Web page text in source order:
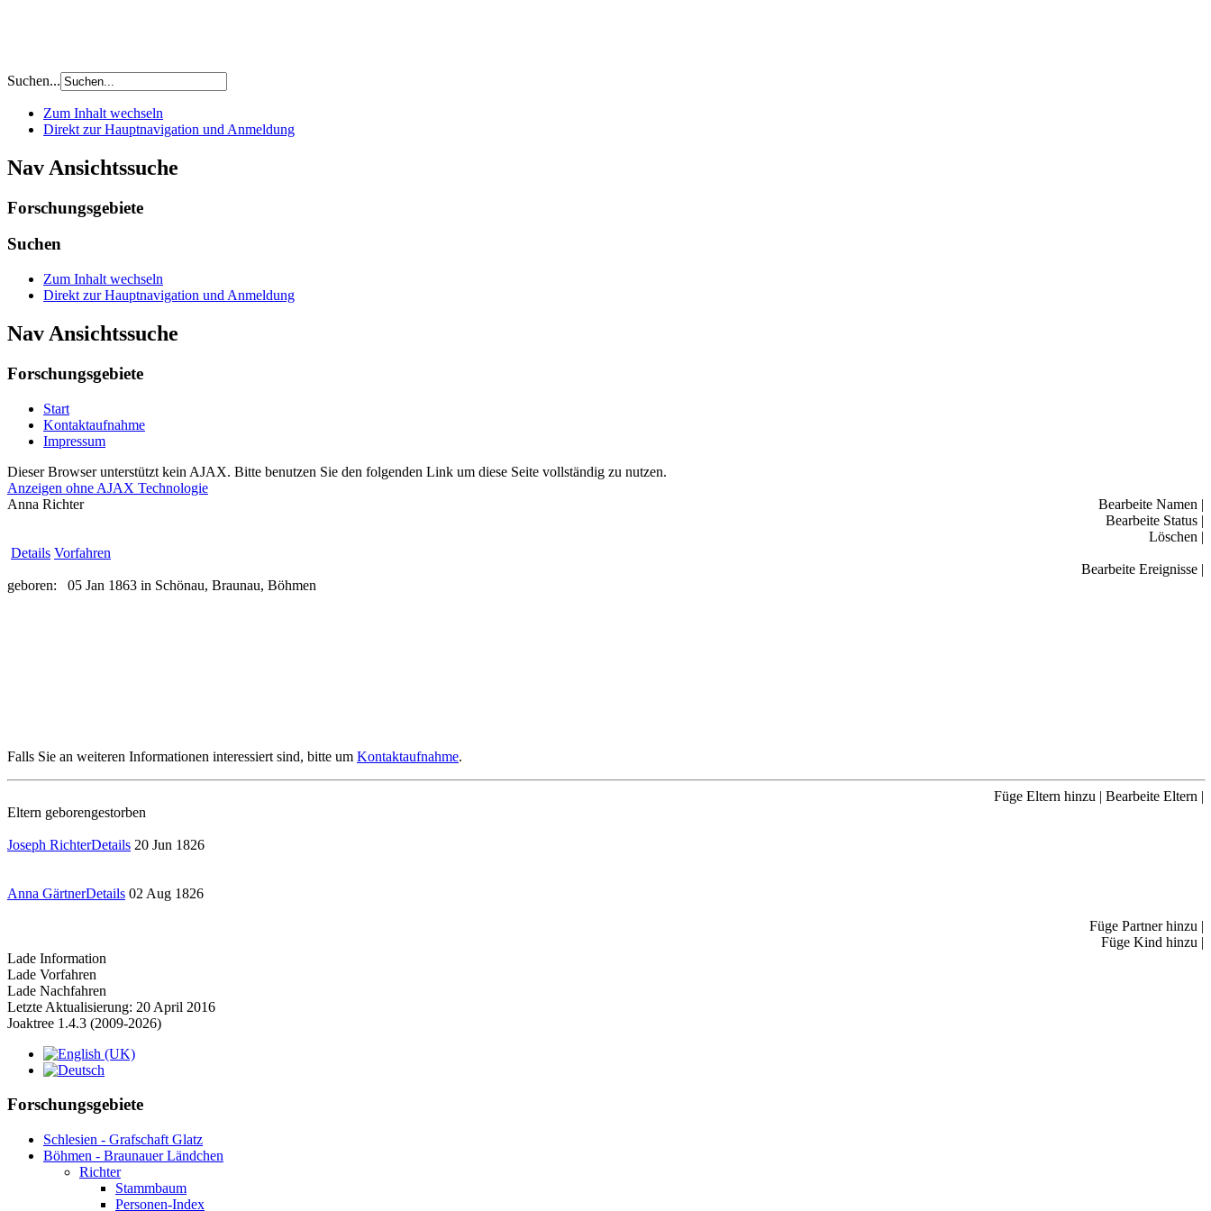
Suchen...
Zum Inhalt wechseln
Direkt zur Hauptnavigation und Anmeldung
Nav Ansichtssuche
Forschungsgebiete
Suchen
Zum Inhalt wechseln
Direkt zur Hauptnavigation und Anmeldung
Nav Ansichtssuche
Forschungsgebiete
Start
Kontaktaufnahme
Impressum
Dieser Browser unterstützt kein AJAX. Bitte benutzen Sie den folgenden Link um diese Seite vollständig zu nutzen.
Anzeigen ohne AJAX Technologie
Anna Richter
Bearbeite Namen |
Bearbeite Status |
Löschen |
Details Vorfahren
Bearbeite Ereignisse |
geboren:
05 Jan 1863 in Schönau, Braunau, Böhmen
Falls Sie an weiteren Informationen interessiert sind, bitte um Kontaktaufnahme.
Füge Eltern hinzu | Bearbeite Eltern |
Eltern geborengestorben
Joseph RichterDetails 20 Jun 1826
Anna GärtnerDetails 02 Aug 1826
Füge Partner hinzu |
Füge Kind hinzu |
Lade Information
Lade Vorfahren
Lade Nachfahren
Letzte Aktualisierung: 20 April 2016
Joaktree 1.4.3 (2009-2026)
Forschungsgebiete
Schlesien - Grafschaft Glatz
Böhmen - Braunauer Ländchen
Richter
Stammbaum
Personen-Index